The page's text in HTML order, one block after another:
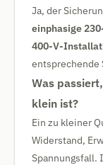
Ja, der
einphasige
400-V-
entsprechende
Was
klein ist?
Ein zu kleiner
Widerstand,
Spannungsfall.